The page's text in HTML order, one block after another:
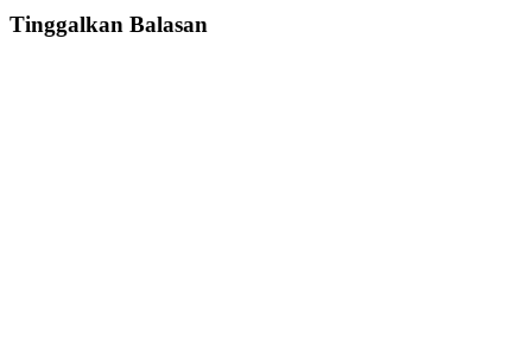
Tinggalkan Balasan